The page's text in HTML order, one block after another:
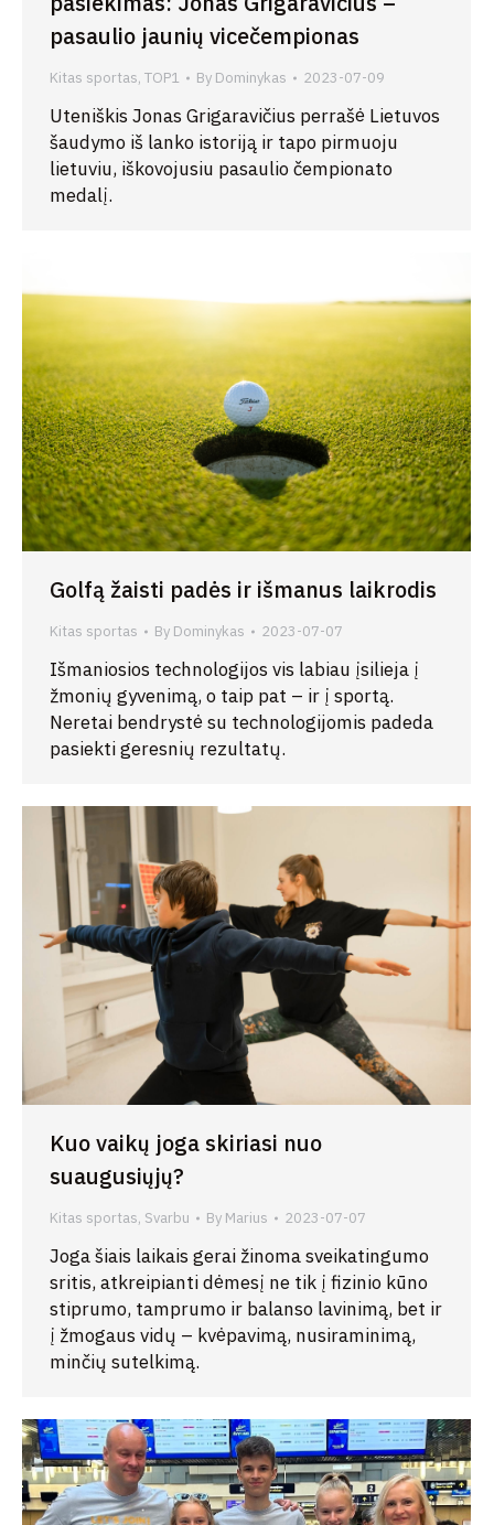
pasaulio jaunių vicečempionas
Kitas sportas, TOP1 By Dominykas 2023-07-09
Uteniškis Jonas Grigaravičius perrašė Lietuvos
šaudymo iš lanko istoriją ir tapo pirmuoju
lietuviu, iškovojusiu pasaulio čempionato
medalį.
Golfą žaisti padės ir išmanus laikrodis
Kitas sportas By Dominykas 2023-07-07
Išmaniosios technologijos vis labiau įsilieja į
žmonių gyvenimą, o taip pat – ir į sportą.
Neretai bendrystė su technologijomis padeda
pasiekti geresnių rezultatų.
Kuo vaikų joga skiriasi nuo
suaugusiųjų?
Kitas sportas, Svarbu By Marius 2023-07-07
Joga šiais laikais gerai žinoma sveikatingumo
sritis, atkreipianti dėmesį ne tik į fizinio kūno
stiprumo, tamprumo ir balanso lavinimą, bet ir
į žmogaus vidų – kvėpavimą, nusiraminimą,
minčių sutelkimą.